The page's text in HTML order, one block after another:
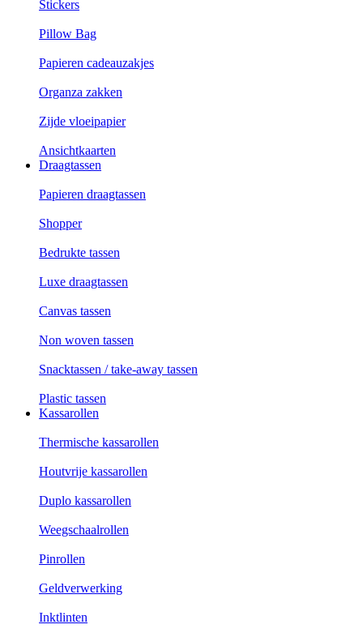
Stickers
Pillow Bag
Papieren cadeauzakjes
Organza zakken
Zijde vloeipapier
Ansichtkaarten
Draagtassen
Papieren draagtassen
Shopper
Bedrukte tassen
Luxe draagtassen
Canvas tassen
Non woven tassen
Snacktassen / take-away tassen
Plastic tassen
Kassarollen
Thermische kassarollen
Houtvrije kassarollen
Duplo kassarollen
Weegschaalrollen
Pinrollen
Geldverwerking
Inktlinten